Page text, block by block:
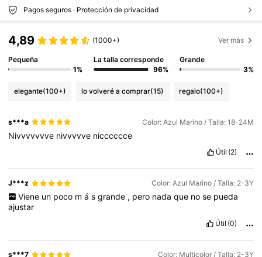
Pagos seguros · Protección de privacidad
4,89 (1000+) Ver más
Pequeña
1%
La talla corresponde
96%
Grande
3%
elegante(100+) lo volveré a comprar(15) regalo(100+)
s***a Color: Azul Marino / Talla: 18-24M
Nivvvvvvve nivvvvve nicccccce
Útil (2)
J***z Color: Azul Marino / Talla: 2-3Y
Viene un poco m á s grande , pero nada que no se pueda
ajustar
Útil (0)
s***7 Color: Multicolor / Talla: 2-3Y